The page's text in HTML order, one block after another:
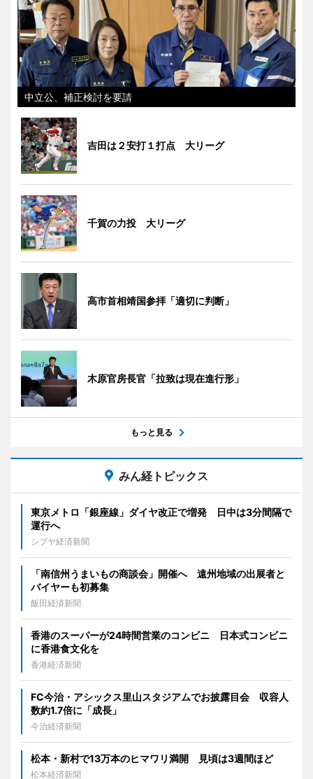
中立公、補正検討を要請
吉田は２安打１打点 大リーグ
千賀の力投 大リーグ
高市首相靖国参拝「適切に判断」
木原官房長官「拉致は現在進行形」
もっと見る
みん経トピックス
東京メトロ「銀座線」ダイヤ改正で増発 日中は3分間隔で
運行へ
シブヤ経済新聞
「南信州うまいもの商談会」開催へ 遠州地域の出展者と
バイヤーも初募集
飯田経済新聞
香港のスーパーが24時間営業のコンビニ 日本式コンビニ
に香港食文化を
香港経済新聞
FC今治・アシックス里山スタジアムでお披露目会 収容人
数約1.7倍に「成長」
今治経済新聞
松本・新村で13万本のヒマワリ満開 見頃は3週間ほど
松本経済新聞